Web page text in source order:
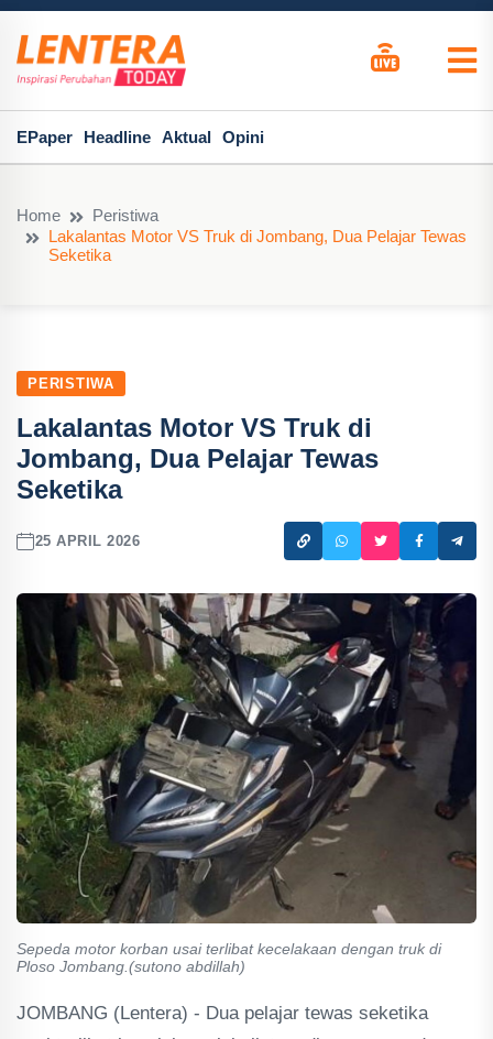
EPaper Headline Aktual Opini
Home
Peristiwa
Lakalantas Motor VS Truk di Jombang, Dua Pelajar Tewas
Seketika
PERISTIWA
Lakalantas Motor VS Truk di
Jombang, Dua Pelajar Tewas
Seketika
25 APRIL 2026
Sepeda motor korban usai terlibat kecelakaan dengan truk di
Ploso Jombang.(sutono abdillah)
JOMBANG (Lentera) - Dua pelajar tewas seketika